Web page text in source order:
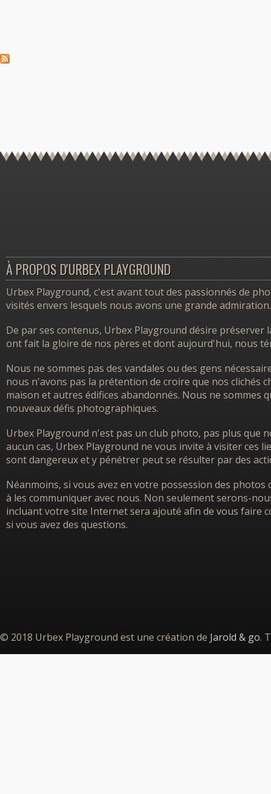
À PROPOS D'URBEX PLAYGROUND
Urbex Playground, c'est avant tout des passionnés de
visités envers lesquels nous avons une grande admiration.
De par ses contenus, Urbex Playground désire
ont fait la gloire de nos pères et dont aujourd'hui, nous
Nous ne sommes pas des vandales ou des gens
nous n'avons pas la prétention de croire que nos clichés
maison et autres édifices abandonnés. Nous ne sommes
nouveaux défis photographiques.
Urbex Playground n'est pas un club photo, pas plus que
aucun cas, Urbex Playground ne vous invite à visiter ces
sont dangereux et y pénétrer peut se résulter par des
Néanmoins, si vous avez en votre possession des
à les communiquer avec nous. Non seulement serons-
incluant votre site Internet sera ajouté afin de vous faire
si vous avez des questions.
© 2018 Urbex Playground est une création de Jarold & go.